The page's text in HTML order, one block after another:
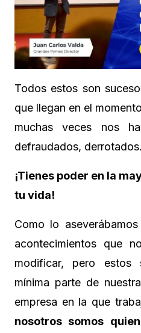
Todos estos son
que llegan en el
muchas veces nos
defraudados, derrotados
¡Tienes poder en la
tu vida!
Como lo
acontecimientos que
modificar, pero estos
mínima parte de
empresa en la que
nosotros somos